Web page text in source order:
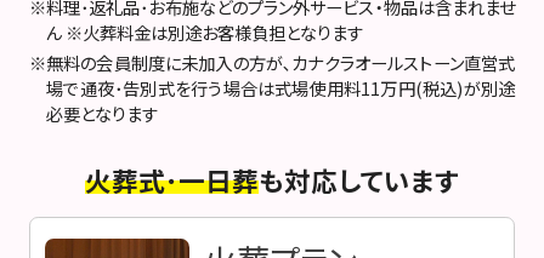
※料理･返礼品･お布施などのプラン外サービス・物品は含まれませ
ん ※火葬料金は別途お客様負担となります
※無料の会員制度に未加入の方が､カナクラオールストーン直営式
場で通夜･告別式を行う場合は式場使用料11万円(税込)が別途
必要となります
火葬式･一日葬も対応しています